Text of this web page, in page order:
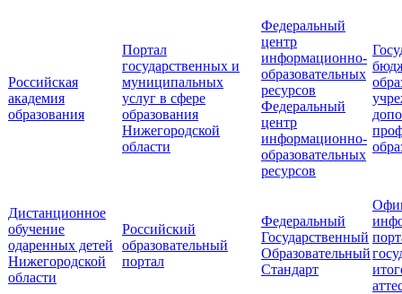
Российская
академия
образования
Портал
государственных и
муниципальных
услуг в сфере
образования
Нижегородской
области
Федеральный
центр
информационно-
образовательных
ресурсов
Федеральный
центр
информационно-
образовательных
ресурсов
Дистанционное
обучение
одаренных детей
Нижегородской
области
Российский
образовательный
портал
Федеральный
Государственный
Образовательный
Стандарт